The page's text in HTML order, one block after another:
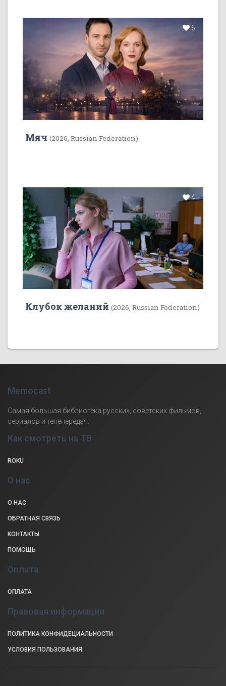
6
Мяч (2026, Russian Federation)
4
Клубок желаний (2026, Russian Federation)
Memocast
Самая большая библиотека русских, советских фильмов,
сериалов и телепередач.
Как смотреть на ТВ
ROKU
О нас
О НАС
ОБРАТНАЯ СВЯЗЬ
КОНТАКТЫ
ПОМОЩЬ
Оплата
ОПЛАТА
Правовая информация
ПОЛИТИКА КОНФИДЕЦИАЛЬНОСТИ
УСЛОВИЯ ПОЛЬЗОВАНИЯ